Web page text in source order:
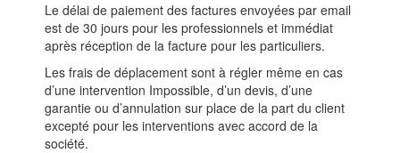
Le délai de paiement des factures envoyées par email
est de 30 jours pour les professionnels et immédiat
après réception de la facture pour les particuliers.
Les frais de déplacement sont à régler même en cas
d’une intervention Impossible, d’un devis, d’une
garantie ou d’annulation sur place de la part du client
excepté pour les interventions avec accord de la
société.